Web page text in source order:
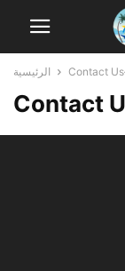
الرئيسية